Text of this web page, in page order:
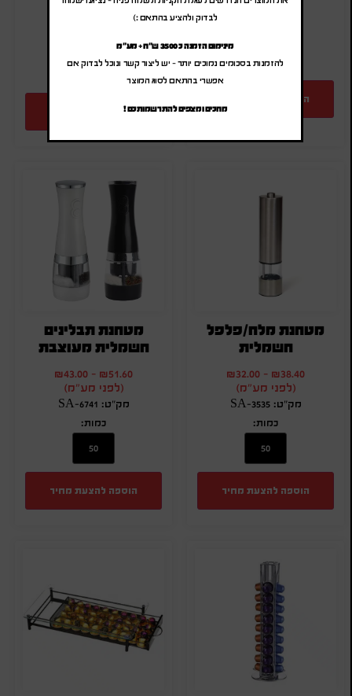
הוספה להצעת מחיר
הוספה להצעת מחיר
מטחנת מלח/פלפל
חשמלית
₪38.40
-
₪32.00
(לפני מע"מ)
מק"ט: SA-3535
כמות:
הוספה להצעת מחיר
מטחנת תבלינים
חשמלית מעוצבת
₪51.60
-
₪43.00
(לפני מע"מ)
מק"ט: SA-6741
כמות:
הוספה להצעת מחיר
לבדוק ולהציע בהתאם :)
מינימום הזמנה כ 3500 ש"ח + מע"מ
להזמנות בסכומים נמוכים יותר – יש ליצור קשר ונוכל לבדוק אם
אפשרי בהתאם לסוג המוצר
מחכים ומצפים להתרשמותכם !